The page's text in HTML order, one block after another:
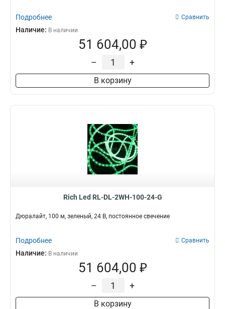
Подробнее Сравнить
Наличие: В наличии
51 604,00 ₽
– +
В корзину
Rich Led RL-DL-2WH-100-24-G
Дюралайт, 100 м, зеленый, 24 В, постоянное свечение
Подробнее Сравнить
Наличие: В наличии
51 604,00 ₽
– +
В корзину